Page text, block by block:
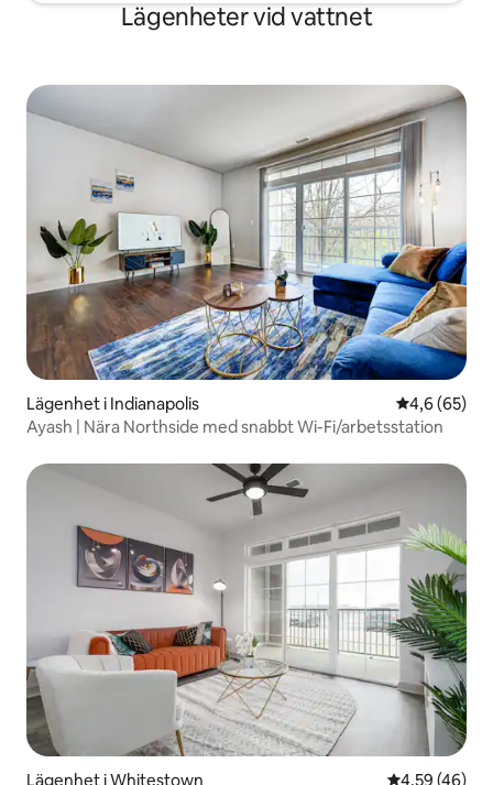
Lägenheter vid vattnet
Lägenhet i Indianapolis 4,6 av 5 i
4,6 (65)
Ayash | Nära Northside med snabbt Wi-Fi/arbetsstation
Lägenhet i Whitestown 4,59 av 5 i
4,59 (46)